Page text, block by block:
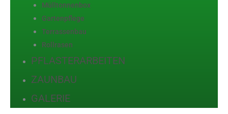
Mülltonnenbox
Gartenpflege
Terrassenbau
Rollrasen
PFLASTERARBEITEN
ZAUNBAU
GALERIE